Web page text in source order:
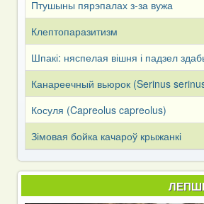
Птушыны пярэпалах з-за вужа
Клептопаразитизм
Шпакі: няспелая вішня і падзел
Канареечный вьюрок (Serinus
Косуля (Capreоlus capreоlus)
Зімовая бойка качароў крыжанкі